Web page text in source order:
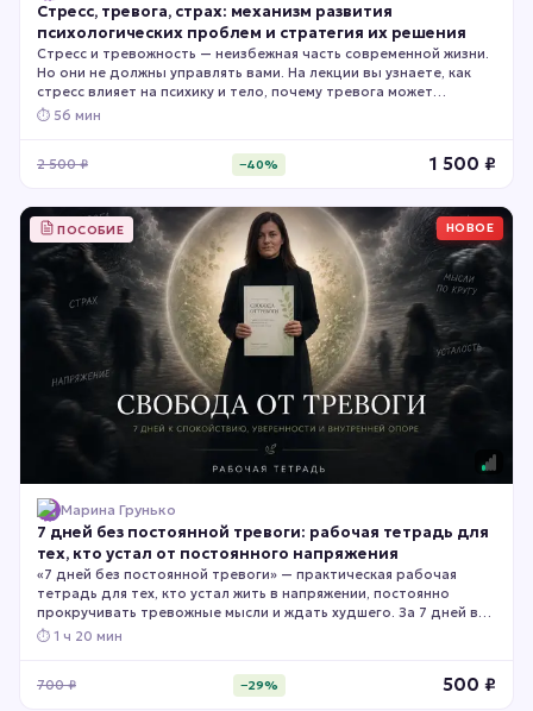
Стресс, тревога, страх: механизм развития
психологических проблем и стратегия их решения
Стресс и тревожность — неизбежная часть современной жизни.
Но они не должны управлять вами. На лекции вы узнаете, как
стресс влияет на психику и тело, почему тревога может
возникать даже без очевидных причин и какие практические
нагрузками.
⏱ 56 мин
2 500₽ −40% 1 500 ₽
ПОСОБИЕ НОВОЕ
Марина Грунько
7 дней без постоянной тревоги: рабочая тетрадь для
тех, кто устал от постоянного напряжения
«7 дней без постоянной тревоги» — практическая рабочая
тетрадь для тех, кто устал жить в напряжении, постоянно
прокручивать тревожные мысли и ждать худшего. За 7 дней вы
научитесь лучше понимать своё состояние, снижать
простые упражнения, чек-листы, техники самопомощи и
⏱ 1 ч 20 мин
700₽ −29% 500 ₽